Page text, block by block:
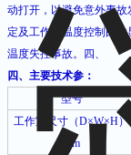
动打开，以避免意外事
定及工作室温度控制由
温度失控事故。四、
四、主要技术参：
型号
工作室尺寸（D×W×H）
mm